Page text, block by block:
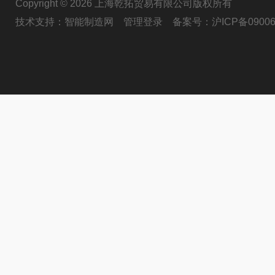
Copyright © 2026 上海乾拓贸易有限公司版权所有
技术支持： 智能制造网 管理登录 备案号： 沪ICP备